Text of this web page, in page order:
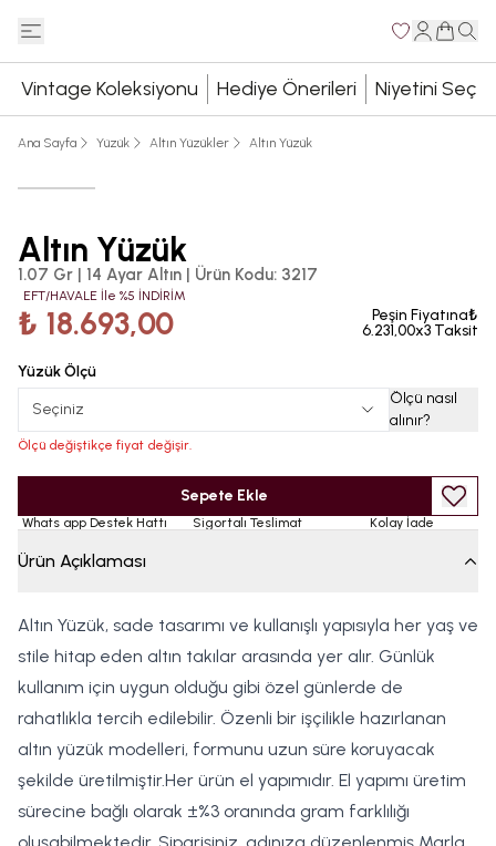
Vintage Koleksiyonu Hediye Önerileri Niyetini Seç
Ana Sayfa Yüzük Altın Yüzükler Altın Yüzük
Altın Yüzük
1.07 Gr | 14 Ayar Altın | Ürün Kodu: 3217
EFT/HAVALE İle %5 İNDİRİM
₺ 18.693,00
Peşin Fiyatına₺
6.231,00x3 Taksit
Yüzük Ölçü
Seçiniz
Ölçü nasıl
alınır?
Ölçü değiştikçe fiyat değişir.
Sepete Ekle
Whats app Destek Hattı Sigortalı Teslimat Kolay İade
Ürün Açıklaması
Altın Yüzük, sade tasarımı ve kullanışlı yapısıyla her yaş ve
stile hitap eden altın takılar arasında yer alır. Günlük
kullanım için uygun olduğu gibi özel günlerde de
rahatlıkla tercih edilebilir. Özenli bir işçilikle hazırlanan
altın yüzük modelleri, formunu uzun süre koruyacak
şekilde üretilmiştir.Her ürün el yapımıdır. El yapımı üretim
sürecine bağlı olarak ±%3 oranında gram farklılığı